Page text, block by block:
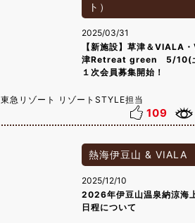
ト）
2025/03/31
【新施設】草津＆VIALA
津Retreat green 5/10(
１次会員募集開始！
東急リゾート リゾートSTYLE担当
109
熱海伊豆山 & VIALA
2025/12/10
2026年伊豆山温泉納涼海
日程について